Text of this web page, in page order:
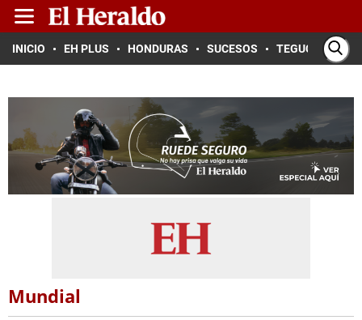
INICIO EH PLUS HONDURAS SUCESOS TEGUCIGALPA
Mundial